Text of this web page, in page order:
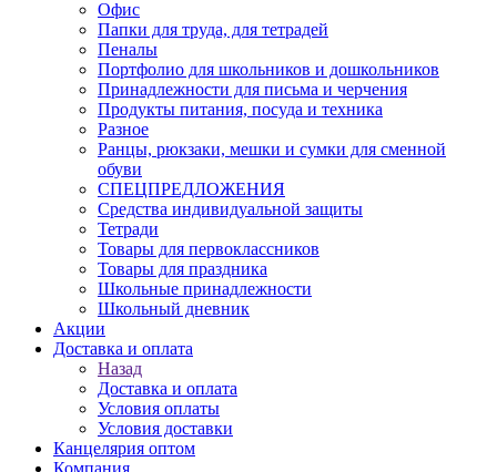
Офис
Папки для труда, для тетрадей
Пеналы
Портфолио для школьников и дошкольников
Принадлежности для письма и черчения
Продукты питания, посуда и техника
Разное
Ранцы, рюкзаки, мешки и сумки для сменной
обуви
СПЕЦПРЕДЛОЖЕНИЯ
Средства индивидуальной защиты
Тетради
Товары для первоклассников
Товары для праздника
Школьные принадлежности
Школьный дневник
Акции
Доставка и оплата
Назад
Доставка и оплата
Условия оплаты
Условия доставки
Канцелярия оптом
Компания